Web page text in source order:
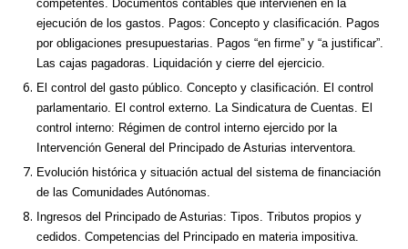
competentes. Documentos contables que intervienen en la
ejecución de los gastos. Pagos: Concepto y clasificación. Pagos
por obligaciones presupuestarias. Pagos “en firme” y “a justificar”.
Las cajas pagadoras. Liquidación y cierre del ejercicio.
El control del gasto público. Concepto y clasificación. El control
parlamentario. El control externo. La Sindicatura de Cuentas. El
control interno: Régimen de control interno ejercido por la
Intervención General del Principado de Asturias interventora.
Evolución histórica y situación actual del sistema de financiación
de las Comunidades Autónomas.
Ingresos del Principado de Asturias: Tipos. Tributos propios y
cedidos. Competencias del Principado en materia impositiva.